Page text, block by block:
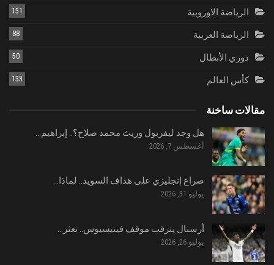
الرياضة الاوروبية 151
الرياضة العربية 88
دوري الأبطال 50
كأس العالم 133
مقالات ساخنة
هل وجد ليفربول وريث محمد صلاح؟.. إبراهيم…
أغسطس 7, 2026
صراع إنجليزي على هداف السويد.. لماذا…
يوليو 31, 2026
أرسنال يترقب موقف فينيسيوس.. تعثر…
يوليو 26, 2026